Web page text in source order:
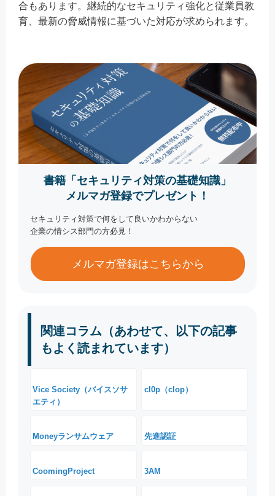
合もあります。継続的なセキュリティ強化と従業員教
育、最新の脅威情報に基づいた対応が求められます。
書籍「セキュリティ対策の基礎知識」
メルマガ登録でプレゼント！
セキュリティ対策で何をして良いかわからない
企業の情シス部門の方必見！
メルマガ登録はこちらから
関連コラム（あわせて、以下の記事
もよく読まれています）
Vice Society（バイスソサ
エティ）
cl0p（clop）
Moneyランサムウェア 先進認証
CoomingProject 3AM